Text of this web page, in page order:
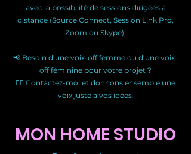
avec la possibilité de sessions dirigées à
distance (Source Connect, Session Link Pro,
Zoom ou Skype).
📢 Besoin d’une voix-off femme ou d’une voix-
off féminine pour votre projet ?
👉🏻 Contactez-moi et donnons ensemble une
voix juste à vos idées.
MON HOME STUDIO